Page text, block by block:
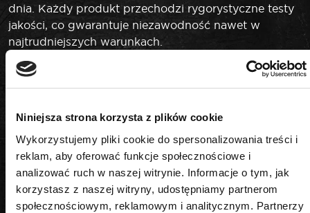
Niniejsza strona korzysta z plików cookie
Wykorzystujemy pliki cookie do spersonalizowania treści i
reklam, aby oferować funkcje społecznościowe i
analizować ruch w naszej witrynie. Informacje o tym, jak
korzystasz z naszej witryny, udostępniamy partnerom
społecznościowym, reklamowym i analitycznym. Partnerzy
dnia. Każdy produkt przechodzi rygorystyczne testy
jakości, co gwarantuje niezawodność nawet w
najtrudniejszych warunkach.
PODOBNE PRODUKTY